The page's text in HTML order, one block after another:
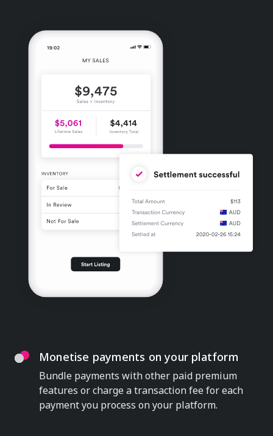
Monetise payments on your platform
Bundle payments with other paid premium
features or charge a transaction fee for each
payment you process on your platform.